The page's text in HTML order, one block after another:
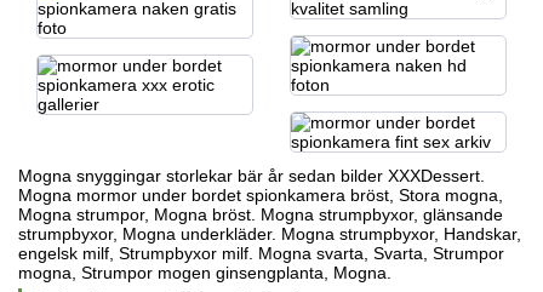
Mogna snyggingar storlekar bär år sedan bilder XXXDessert.
Mogna mormor under bordet spionkamera bröst, Stora mogna,
Mogna strumpor, Mogna bröst. Mogna strumpbyxor, glänsande
strumpbyxor, Mogna underkläder. Mogna strumpbyxor, Handskar,
engelsk milf, Strumpbyxor milf. Mogna svarta, Svarta, Strumpor
mogna, Strumpor mogen ginsengplanta, Mogna.